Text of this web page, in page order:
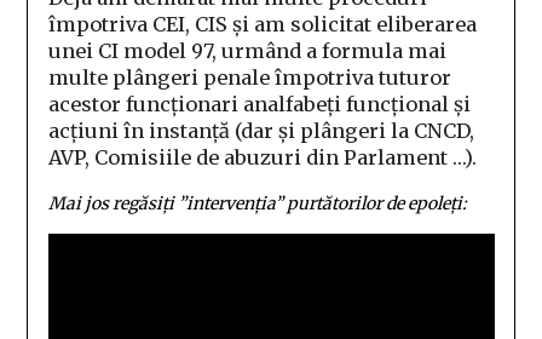
împotriva CEI, CIS și am solicitat eliberarea
unei CI model 97, urmând a formula mai
multe plângeri penale împotriva tuturor
acestor funcționari analfabeți funcțional și
acțiuni în instanță (dar și plângeri la CNCD,
AVP, Comisiile de abuzuri din Parlament …).
Mai jos regăsiți ”intervenția” purtătorilor de epoleți: